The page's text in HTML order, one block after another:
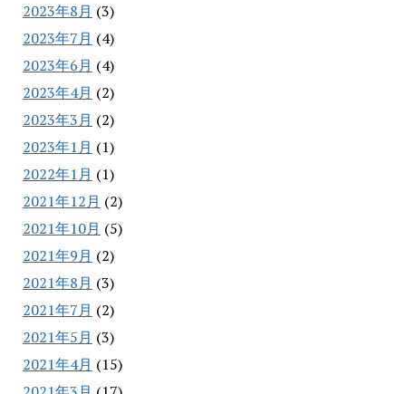
2023年8月 (3)
2023年7月 (4)
2023年6月 (4)
2023年4月 (2)
2023年3月 (2)
2023年1月 (1)
2022年1月 (1)
2021年12月 (2)
2021年10月 (5)
2021年9月 (2)
2021年8月 (3)
2021年7月 (2)
2021年5月 (3)
2021年4月 (15)